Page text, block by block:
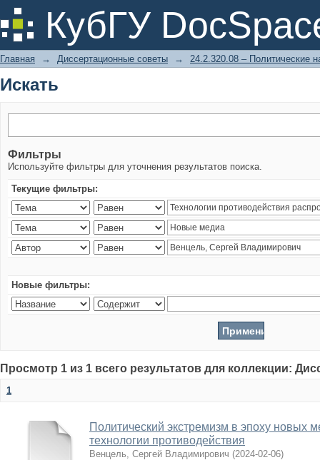
КубГУ
Искать
Главная → Диссертационные советы → 24.2.320.08 – Политические
Искать
Фильтры
Используйте фильтры для уточнения результатов поиска.
Текущие фильтры:
Новые фильтры:
Просмотр 1 из 1 всего результатов для коллекции:
1
Политический экстремизм в эпоху новых
технологии противодействия
Венцель, Сергей Владимирович (2024-02-06)